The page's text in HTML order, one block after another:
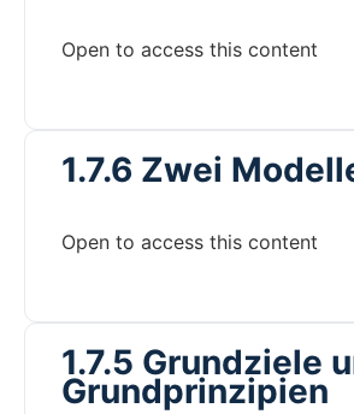
Open to access this content
1.7.6 Zwei
Open to access this content
1.7.5 Grundziele
Grundprinzipien